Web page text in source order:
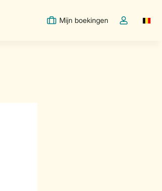
Mijn boekingen
Open de